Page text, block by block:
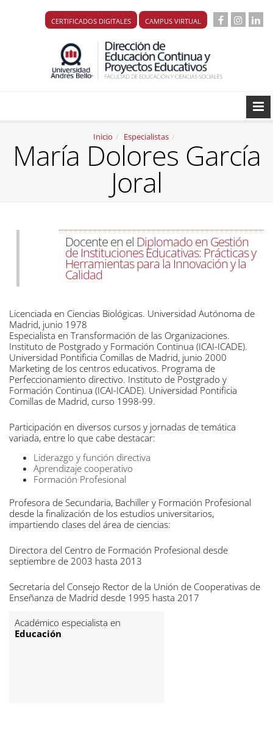
CERTIFICADOS DIGITALES CAMPUS VIRTUAL
Inicio Especialistas
María Dolores García
Joral
Docente en el Diplomado en Gestión
de Instituciones Educativas: Prácticas y
Herramientas para la Innovación y la
Calidad
Licenciada en Ciencias Biológicas. Universidad Autónoma de
Madrid, junio 1978
Especialista en Transformación de las Organizaciones.
Instituto de Postgrado y Formación Continua (ICAI-ICADE).
Universidad Pontificia Comillas de Madrid, junio 2000
Marketing de los centros educativos. Programa de
Perfeccionamiento directivo. Instituto de Postgrado y
Formación Continua (ICAI-ICADE). Universidad Pontificia
Comillas de Madrid, curso 1998-99.
Participación en diversos cursos y jornadas de temática
variada, entre lo que cabe destacar:
Liderazgo y función directiva
Aprendizaje cooperativo
Formación Profesional
Profesora de Secundaria, Bachiller y Formación Profesional
desde la finalización de los estudios universitarios,
impartiendo clases del área de ciencias:
Directora del Centro de Formación Profesional desde
septiembre de 2003 hasta 2013
Secretaria del Consejo Rector de la Unión de Cooperativas de
Enseñanza de Madrid desde 1995 hasta 2017
Académico especialista en
Educación